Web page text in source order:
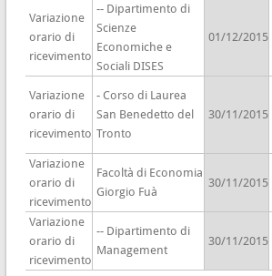
Variazione
orario di
ricevimento
-- Dipartimento di
Scienze
Economiche e
Sociali DISES
01/12/2015
Variazione
orario di
ricevimento
- Corso di Laurea
San Benedetto del
Tronto
30/11/2015
Variazione
orario di
ricevimento
Facoltà di Economia
Giorgio Fuà
30/11/2015
Variazione
orario di
ricevimento
-- Dipartimento di
Management
30/11/2015